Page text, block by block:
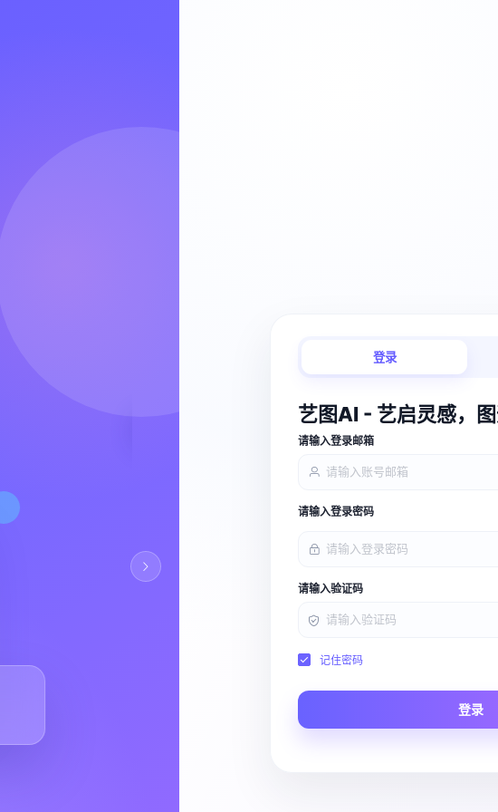
从脚本、分镜到视频生成，保持创作链路连贯顺畅。
Scene
登录
艺图AI - 艺启灵感，
请输入登录邮箱
请输入登录密码
请输入验证码
记住密码
登录